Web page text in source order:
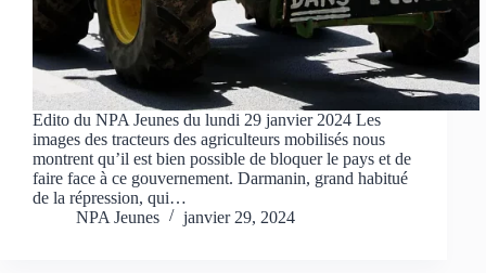
Edito du NPA Jeunes du lundi 29 janvier 2024 Les
images des tracteurs des agriculteurs mobilisés nous
montrent qu’il est bien possible de bloquer le pays et de
faire face à ce gouvernement. Darmanin, grand habitué
de la répression, qui…
NPA Jeunes
janvier 29, 2024